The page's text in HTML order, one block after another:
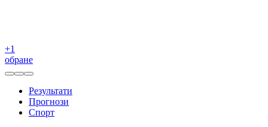
+1
обране
Результати
Прогнози
Спорт